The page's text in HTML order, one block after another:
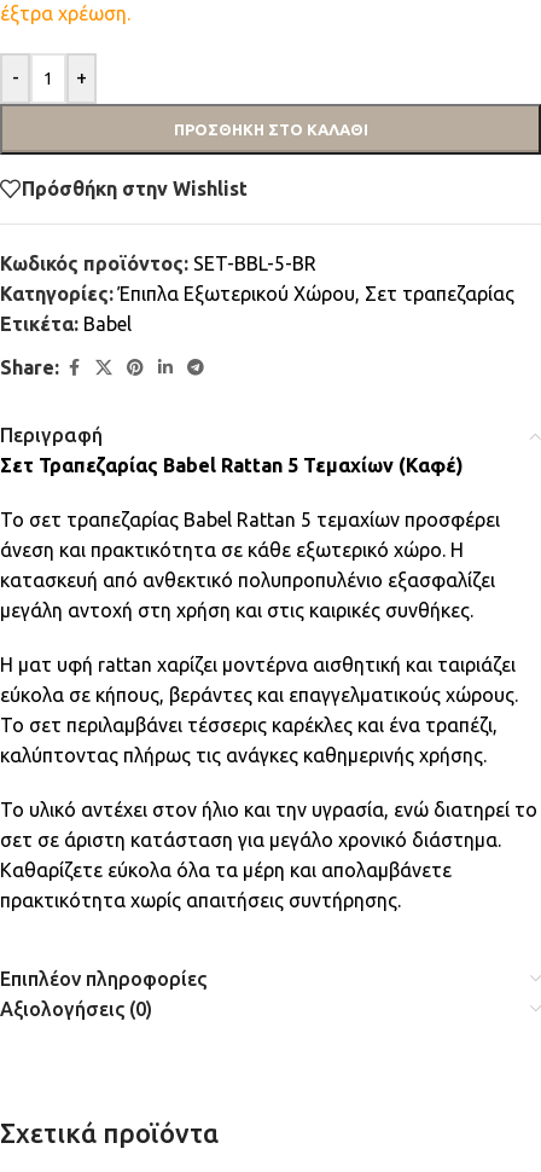
έξτρα χρέωση.
- +
ΠΡΟΣΘΉΚΗ ΣΤΟ ΚΑΛΆΘΙ
Πρόσθήκη στην Wishlist
Κωδικός προϊόντος: SET-BBL-5-BR
Κατηγορίες: Έπιπλα Εξωτερικού Χώρου Σετ τραπεζαρίας
Ετικέτα: Babel
Share:
Περιγραφή
Σετ Τραπεζαρίας Babel Rattan 5 Τεμαχίων (Καφέ)
Το σετ τραπεζαρίας Babel Rattan 5 τεμαχίων προσφέρει
άνεση και πρακτικότητα σε κάθε εξωτερικό χώρο. Η
κατασκευή από ανθεκτικό πολυπροπυλένιο εξασφαλίζει
μεγάλη αντοχή στη χρήση και στις καιρικές συνθήκες.
Η ματ υφή rattan χαρίζει μοντέρνα αισθητική και ταιριάζει
εύκολα σε κήπους, βεράντες και επαγγελματικούς χώρους.
Το σετ περιλαμβάνει τέσσερις καρέκλες και ένα τραπέζι,
καλύπτοντας πλήρως τις ανάγκες καθημερινής χρήσης.
Το υλικό αντέχει στον ήλιο και την υγρασία, ενώ διατηρεί το
σετ σε άριστη κατάσταση για μεγάλο χρονικό διάστημα.
Καθαρίζετε εύκολα όλα τα μέρη και απολαμβάνετε
πρακτικότητα χωρίς απαιτήσεις συντήρησης.
Επιπλέον πληροφορίες
Αξιολογήσεις (0)
Σχετικά προϊόντα